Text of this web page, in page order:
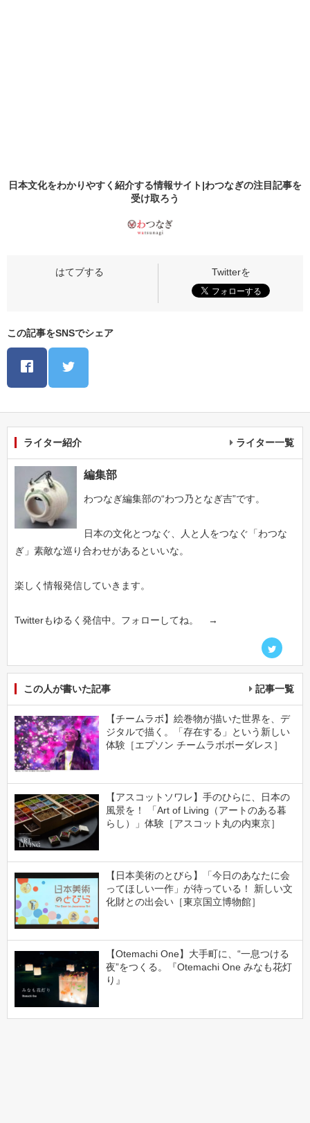
日本文化をわかりやすく紹介する情報サイト|わつなぎの注目記事を
受け取ろう
この記事をSNSでシェア
ライター紹介 ライター一覧
編集部
わつなぎ編集部の“わつ乃となぎ吉”です。
日本の文化とつなぐ、人と人をつなぐ「わつな
ぎ」素敵な巡り合わせがあるといいな。
楽しく情報発信していきます。
Twitterもゆるく発信中。フォローしてね。 →
この人が書いた記事 記事一覧
【チームラボ】絵巻物が描いた世界を、デ
ジタルで描く。「存在する」という新しい
体験［エプソン チームラボボーダレス］
【アスコットソワレ】手のひらに、日本の
風景を！ 「Art of Living（アートのある暮
らし）」体験［アスコット丸の内東京］
【日本美術のとびら】「今日のあなたに会
ってほしい一作」が待っている！ 新しい文
化財との出会い［東京国立博物館］
【Otemachi One】大手町に、“一息つける
夜”をつくる。『Otemachi One みなも花灯
り』